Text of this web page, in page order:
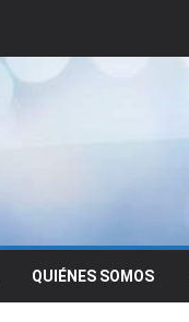
QUIÉNES SOMOS